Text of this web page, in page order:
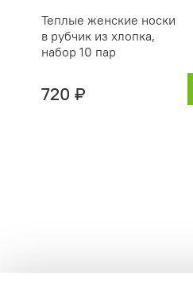
Теплые женские носки
в рубчик из хлопка,
набор 10 пар
720 ₽